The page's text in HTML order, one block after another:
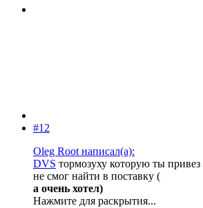
#12
Oleg Root написал(а):
DVS тормозуху которую ты привез
не смог найти в поставку (
а очень хотел)
Нажмите для раскрытия...